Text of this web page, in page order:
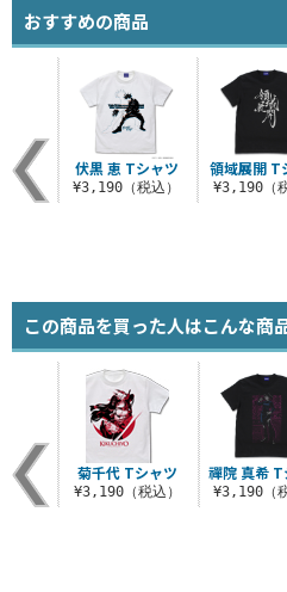
おすすめの商品
領域展開 T
¥3,190（税
ャツ
込）
伏黒 恵 Tシャツ
¥3,190（税込）
この商品を買った人はこんな商
禪院 真希 T
¥3,190（
ツ
込）
菊千代 Tシャツ
¥3,190（税込）